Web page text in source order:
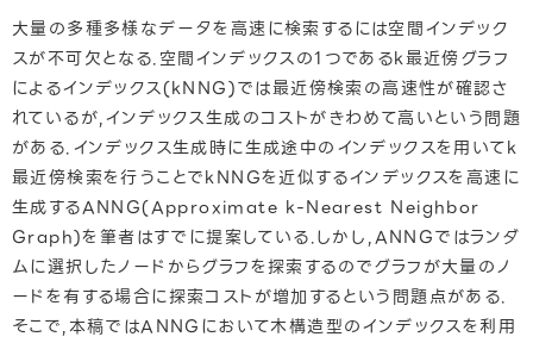
大量の多種多様なデータを高速に検索するには空間インデック
スが不可欠となる.空間インデックスの1つであるk最近傍グラフ
によるインデックス(kNNG)では最近傍検索の高速性が確認さ
れているが,インデックス生成のコストがきわめて高いという問題
がある.インデックス生成時に生成途中のインデックスを用いてk
最近傍検索を行うことでkNNGを近似するインデックスを高速に
生成するANNG(Approximate k-Nearest Neighbor
Graph)を筆者はすでに提案している.しかし,ANNGではランダ
ムに選択したノードからグラフを探索するのでグラフが大量のノ
ードを有する場合に探索コストが増加するという問題点がある.
そこで,本稿ではANNGにおいて木構造型のインデックスを利用